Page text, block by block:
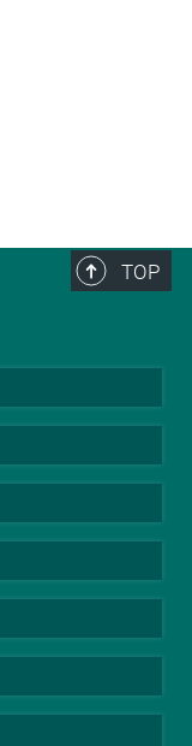
TOP